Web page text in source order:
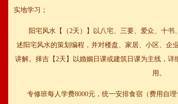
实地学习；
阳宅风水【（2天）】以八宅、三要、爱众、十
述阳宅风水的策划编程，并对楼盘、家居、小区、企
讲解。择吉【2天】以婚姻日课或建筑日课为主线，
用。
专修班每人学费8000元，统一安排食宿（费用自